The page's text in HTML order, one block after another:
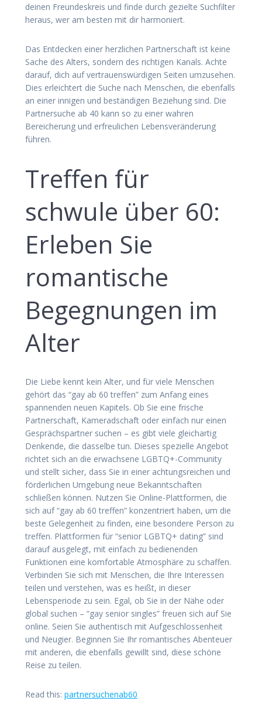
deinen Freundeskreis und finde durch gezielte Suchfilter
heraus, wer am besten mit dir harmoniert.
Das Entdecken einer herzlichen Partnerschaft ist keine
Sache des Alters, sondern des richtigen Kanals. Achte
darauf, dich auf vertrauenswürdigen Seiten umzusehen.
Dies erleichtert die Suche nach Menschen, die ebenfalls
an einer innigen und beständigen Beziehung sind. Die
Partnersuche ab 40 kann so zu einer wahren
Bereicherung und erfreulichen Lebensveränderung
führen.
Treffen für
schwule über 60:
Erleben Sie
romantische
Begegnungen im
Alter
Die Liebe kennt kein Alter, und für viele Menschen
gehört das “gay ab 60 treffen” zum Anfang eines
spannenden neuen Kapitels. Ob Sie eine frische
Partnerschaft, Kameradschaft oder einfach nur einen
Gesprächspartner suchen – es gibt viele gleichartig
Denkende, die dasselbe tun. Dieses spezielle Angebot
richtet sich an die erwachsene LGBTQ+-Community
und stellt sicher, dass Sie in einer achtungsreichen und
förderlichen Umgebung neue Bekanntschaften
schließen können. Nutzen Sie Online-Plattformen, die
sich auf “gay ab 60 treffen” konzentriert haben, um die
beste Gelegenheit zu finden, eine besondere Person zu
treffen. Plattformen für “senior LGBTQ+ dating” sind
darauf ausgelegt, mit einfach zu bedienenden
Funktionen eine komfortable Atmosphäre zu schaffen.
Verbinden Sie sich mit Menschen, die Ihre Interessen
teilen und verstehen, was es heißt, in dieser
Lebensperiode zu sein. Egal, ob Sie in der Nähe oder
global suchen – “gay senior singles” freuen sich auf Sie
online. Seien Sie authentisch mit Aufgeschlossenheit
und Neugier. Beginnen Sie Ihr romantisches Abenteuer
mit anderen, die ebenfalls gewillt sind, diese schöne
Reise zu teilen.
Read this: partnersuchenab60